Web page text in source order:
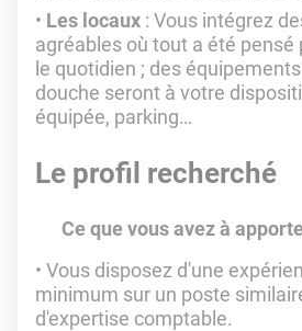
Les locaux : Vous intégrez
agréables où tout a été
le quotidien ; des
douche seront à votre
équipée, parking…
Le profil recherché
Ce que vous avez à
Vous disposez d'une
minimum sur un poste
d'expertise comptable.